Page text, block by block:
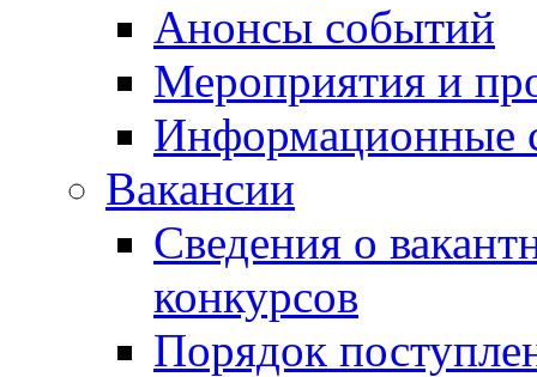
Анонсы событий
Мероприятия и
Информационные
Вакансии
Сведения о
конкурсов
Порядок